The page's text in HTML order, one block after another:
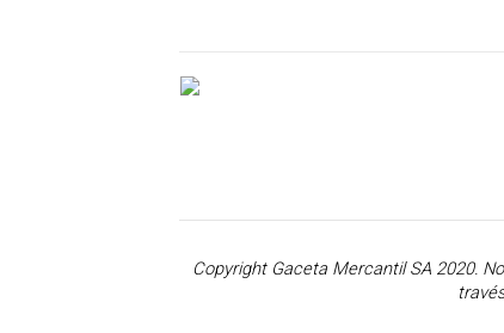
Copyright Gaceta Mercantil SA 2020.